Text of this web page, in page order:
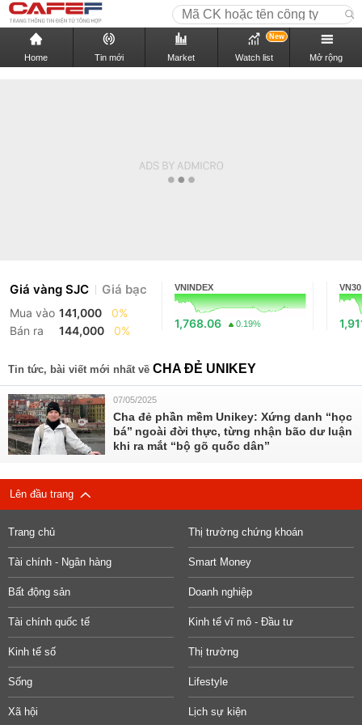
Home Tin mới Market Watch list
New
Mở rộng
Giá vàng SJC Giá bạc
Mua vào 141,000
0%
Bán ra
144,000 0%
VNINDEX
1,768.06 0.19%
VN30
Tin tức, bài viết mới nhất về CHA ĐẺ UNIKEY
07/05/2025
Cha đẻ phần mềm Unikey: Xứng danh ‘‘học
bá’’ ngoài đời thực, từng nhận bão dư luận
khi ra mắt ‘‘bộ gõ quốc dân’’
Lên đầu trang
Trang chủ Thị trường chứng khoán
Tài chính - Ngân hàng Smart Money
Bất động sản Doanh nghiệp
Tài chính quốc tế Kinh tế vĩ mô - Đầu tư
Kinh tế số Thị trường
Sống Lifestyle
Xã hội Lịch sự kiện